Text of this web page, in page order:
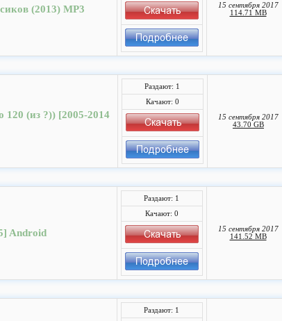
(2013) MP3
15 сентября 2017
114.71 MB
(из ?)) [2005-2014
Раздают: 1
Качают: 0
15 сентября 2017
43.70 GB
Android
Раздают: 1
Качают: 0
15 сентября 2017
141.52 MB
Раздают: 1